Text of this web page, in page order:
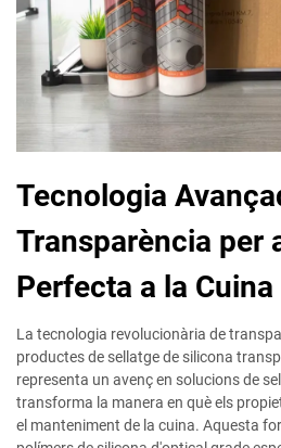
Tecnologia
Transparència per
Perfecta a la Cuina
La tecnologia revolucionària de
productes de sellatge de silicona
representa un avenç en solucions de
transforma la manera en què els
el manteniment de la cuina. Aquesta